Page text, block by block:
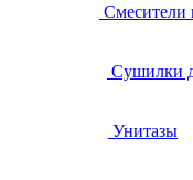
Смесители
Сушилки
Унитазы